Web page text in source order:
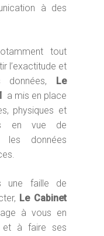
à des
tout
l’exactitude et
données,
Le
a mis en place
physiques et
en vue de
les données
une faille de
Le Cabinet
à vous en
et à faire ses